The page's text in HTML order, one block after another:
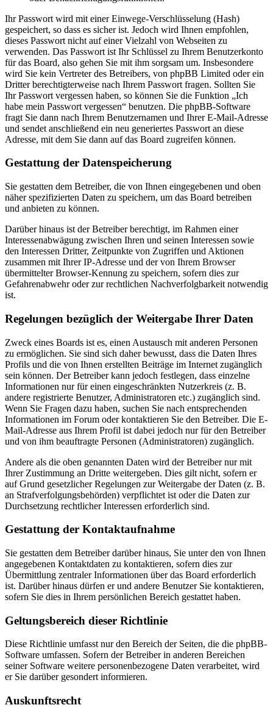
Ihr Passwort wird mit einer Einwege-Verschlüsselung (Hash)
gespeichert, so dass es sicher ist. Jedoch wird Ihnen empfohlen,
dieses Passwort nicht auf einer Vielzahl von Webseiten zu
verwenden. Das Passwort ist Ihr Schlüssel zu Ihrem Benutzerkonto
für das Board, also gehen Sie mit ihm sorgsam um. Insbesondere
wird Sie kein Vertreter des Betreibers, von phpBB Limited oder ein
Dritter berechtigterweise nach Ihrem Passwort fragen. Sollten Sie
Ihr Passwort vergessen haben, so können Sie die Funktion „Ich
habe mein Passwort vergessen“ benutzen. Die phpBB-Software
fragt Sie dann nach Ihrem Benutzernamen und Ihrer E-Mail-Adresse
und sendet anschließend ein neu generiertes Passwort an diese
Adresse, mit dem Sie dann auf das Board zugreifen können.
Gestattung der Datenspeicherung
Sie gestatten dem Betreiber, die von Ihnen eingegebenen und oben
näher spezifizierten Daten zu speichern, um das Board betreiben
und anbieten zu können.
Darüber hinaus ist der Betreiber berechtigt, im Rahmen einer
Interessenabwägung zwischen Ihren und seinen Interessen sowie
den Interessen Dritter, Zeitpunkte von Zugriffen und Aktionen
zusammen mit Ihrer IP-Adresse und der von Ihrem Browser
übermittelter Browser-Kennung zu speichern, sofern dies zur
Gefahrenabwehr oder zur rechtlichen Nachverfolgbarkeit notwendig
ist.
Regelungen bezüglich der Weitergabe Ihrer Daten
Zweck eines Boards ist es, einen Austausch mit anderen Personen
zu ermöglichen. Sie sind sich daher bewusst, dass die Daten Ihres
Profils und die von Ihnen erstellten Beiträge im Internet zugänglich
sein können. Der Betreiber kann jedoch festlegen, dass einzelne
Informationen nur für einen eingeschränkten Nutzerkreis (z. B.
andere registrierte Benutzer, Administratoren etc.) zugänglich sind.
Wenn Sie Fragen dazu haben, suchen Sie nach entsprechenden
Informationen im Forum oder kontaktieren Sie den Betreiber. Die E-
Mail-Adresse aus Ihrem Profil ist dabei jedoch nur für den Betreiber
und von ihm beauftragte Personen (Administratoren) zugänglich.
Andere als die oben genannten Daten wird der Betreiber nur mit
Ihrer Zustimmung an Dritte weitergeben. Dies gilt nicht, sofern er
auf Grund gesetzlicher Regelungen zur Weitergabe der Daten (z. B.
an Strafverfolgungsbehörden) verpflichtet ist oder die Daten zur
Durchsetzung rechtlicher Interessen erforderlich sind.
Gestattung der Kontaktaufnahme
Sie gestatten dem Betreiber darüber hinaus, Sie unter den von Ihnen
angegebenen Kontaktdaten zu kontaktieren, sofern dies zur
Übermittlung zentraler Informationen über das Board erforderlich
ist. Darüber hinaus dürfen er und andere Benutzer Sie kontaktieren,
sofern Sie dies in Ihrem persönlichen Bereich gestattet haben.
Geltungsbereich dieser Richtlinie
Diese Richtlinie umfasst nur den Bereich der Seiten, die die phpBB-
Software umfassen. Sofern der Betreiber in anderen Bereichen
seiner Software weitere personenbezogene Daten verarbeitet, wird
er Sie darüber gesondert informieren.
Auskunftsrecht